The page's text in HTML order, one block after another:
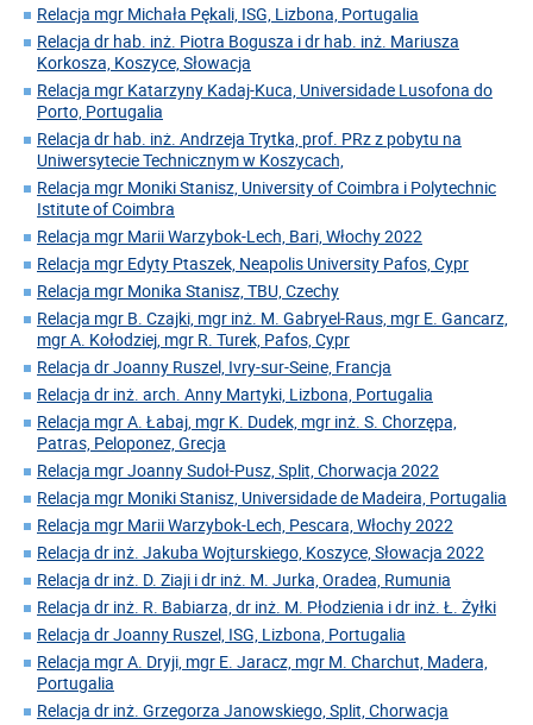
Relacja mgr Michała Pękali, ISG, Lizbona, Portugalia
Relacja dr hab. inż. Piotra Bogusza i dr hab. inż. Mariusza
Korkosza, Koszyce, Słowacja
Relacja mgr Katarzyny Kadaj-Kuca, Universidade Lusofona do
Porto, Portugalia
Relacja dr hab. inż. Andrzeja Trytka, prof. PRz z pobytu na
Uniwersytecie Technicznym w Koszycach,
Relacja mgr Moniki Stanisz, University of Coimbra i Polytechnic
Istitute of Coimbra
Relacja mgr Marii Warzybok-Lech, Bari, Włochy 2022
Relacja mgr Edyty Ptaszek, Neapolis University Pafos, Cypr
Relacja mgr Monika Stanisz, TBU, Czechy
Relacja mgr B. Czajki, mgr inż. M. Gabryel-Raus, mgr E. Gancarz,
mgr A. Kołodziej, mgr R. Turek, Pafos, Cypr
Relacja dr Joanny Ruszel, Ivry-sur-Seine, Francja
Relacja dr inż. arch. Anny Martyki, Lizbona, Portugalia
Relacja mgr A. Łabaj, mgr K. Dudek, mgr inż. S. Chorzępa,
Patras, Peloponez, Grecja
Relacja mgr Joanny Sudoł-Pusz, Split, Chorwacja 2022
Relacja mgr Moniki Stanisz, Universidade de Madeira, Portugalia
Relacja mgr Marii Warzybok-Lech, Pescara, Włochy 2022
Relacja dr inż. Jakuba Wojturskiego, Koszyce, Słowacja 2022
Relacja dr inż. D. Ziaji i dr inż. M. Jurka, Oradea, Rumunia
Relacja dr inż. R. Babiarza, dr inż. M. Płodzienia i dr inż. Ł. Żyłki
Relacja dr Joanny Ruszel, ISG, Lizbona, Portugalia
Relacja mgr A. Dryji, mgr E. Jaracz, mgr M. Charchut, Madera,
Portugalia
Relacja dr inż. Grzegorza Janowskiego, Split, Chorwacja